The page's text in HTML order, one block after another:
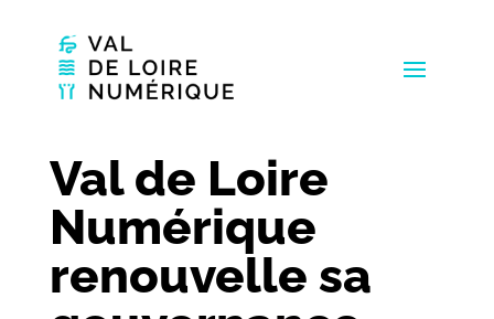
Val de Loire
Numérique
renouvelle sa